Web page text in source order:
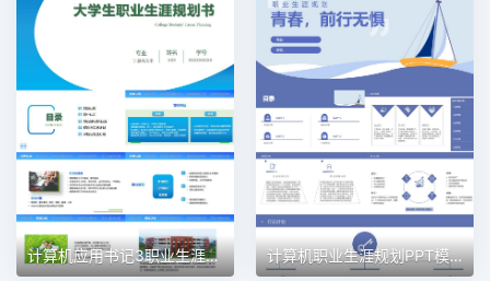
计算机应用书记3职业生涯规划PPT模板 计算机职业生涯规划PPT模板